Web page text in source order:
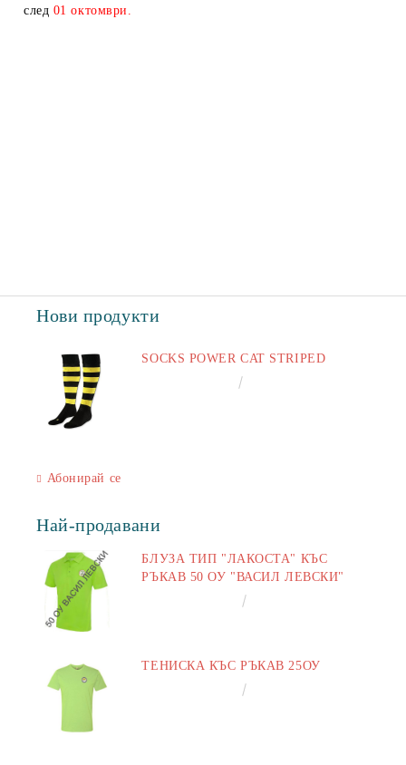
след 01 октомври.
Нови продукти
SOCKS POWER CAT STRIPED
Абонирай се
Най-продавани
БЛУЗА ТИП "ЛАКОСТА" КЪС
РЪКАВ 50 ОУ "ВАСИЛ ЛЕВСКИ"
ТЕНИСКА КЪС РЪКАВ 25ОУ